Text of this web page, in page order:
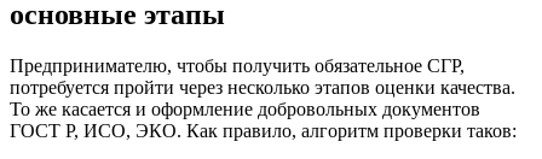
основные этапы
Предпринимателю, чтобы получить обязательное СГР,
потребуется пройти через несколько этапов оценки качества.
То же касается и оформление добровольных документов
ГОСТ Р, ИСО, ЭКО. Как правило, алгоритм проверки таков: